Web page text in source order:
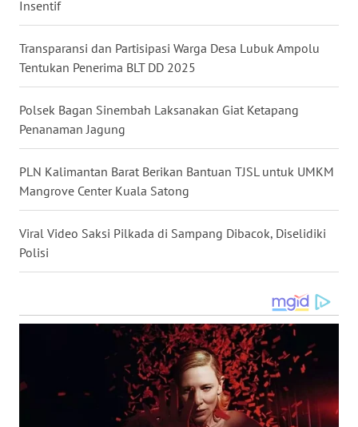
Insentif
Transparansi dan Partisipasi Warga Desa Lubuk Ampolu
Tentukan Penerima BLT DD 2025
Polsek Bagan Sinembah Laksanakan Giat Ketapang
Penanaman Jagung
PLN Kalimantan Barat Berikan Bantuan TJSL untuk UMKM
Mangrove Center Kuala Satong
Viral Video Saksi Pilkada di Sampang Dibacok, Diselidiki
Polisi
WN
WN
MALUKU
WN
MALUT
WN
DAIRI
DANAU